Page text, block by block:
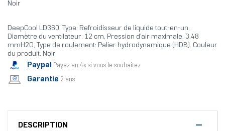
Noir
DeepCool LD360. Type: Refroidisseur de liquide tout-en-un,
Diamètre du ventilateur: 12 cm, Pression d'air maximale: 3,48
mmH2O, Type de roulement: Palier hydrodynamique (HDB). Couleur
du produit: Noir
Paypal Payez en 4x si vous le souhaitez
Garantie 2 ans
DESCRIPTION